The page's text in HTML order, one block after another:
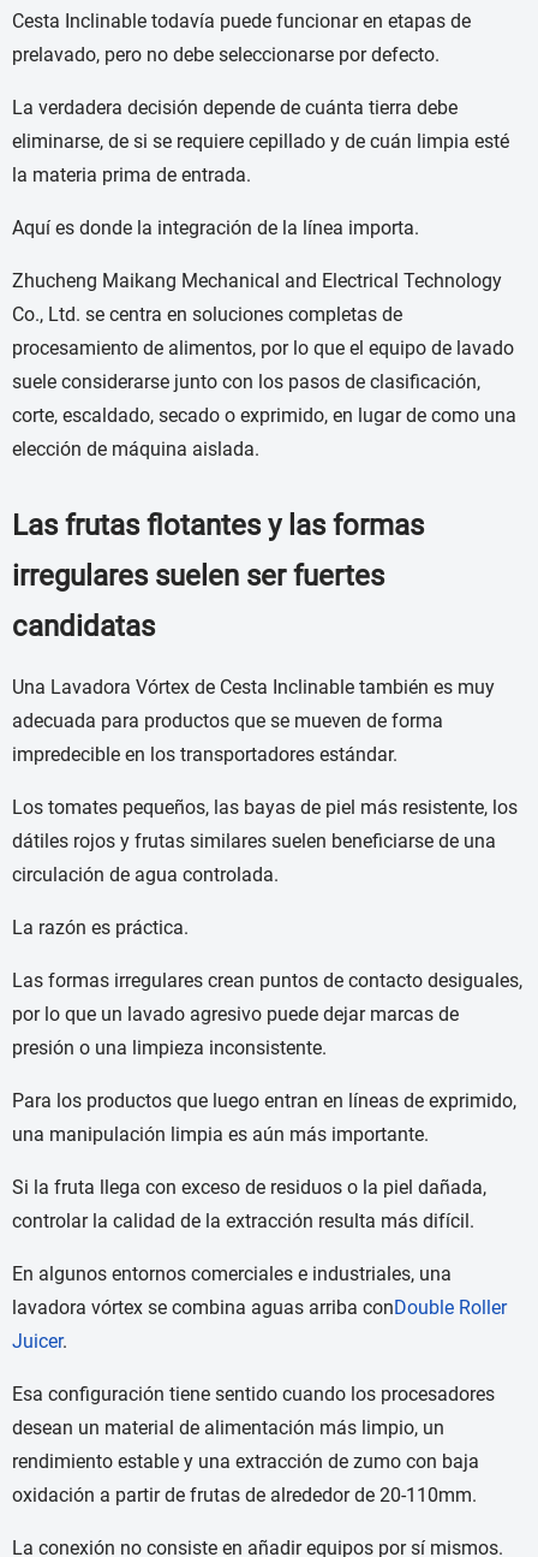
Cesta Inclinable todavía puede funcionar en etapas de
prelavado, pero no debe seleccionarse por defecto.
La verdadera decisión depende de cuánta tierra debe
eliminarse, de si se requiere cepillado y de cuán limpia esté
la materia prima de entrada.
Aquí es donde la integración de la línea importa.
Zhucheng Maikang Mechanical and Electrical Technology
Co., Ltd. se centra en soluciones completas de
procesamiento de alimentos, por lo que el equipo de lavado
suele considerarse junto con los pasos de clasificación,
corte, escaldado, secado o exprimido, en lugar de como una
elección de máquina aislada.
Las frutas flotantes y las formas
irregulares suelen ser fuertes
candidatas
Una Lavadora Vórtex de Cesta Inclinable también es muy
adecuada para productos que se mueven de forma
impredecible en los transportadores estándar.
Los tomates pequeños, las bayas de piel más resistente, los
dátiles rojos y frutas similares suelen beneficiarse de una
circulación de agua controlada.
La razón es práctica.
Las formas irregulares crean puntos de contacto desiguales,
por lo que un lavado agresivo puede dejar marcas de
presión o una limpieza inconsistente.
Para los productos que luego entran en líneas de exprimido,
una manipulación limpia es aún más importante.
Si la fruta llega con exceso de residuos o la piel dañada,
controlar la calidad de la extracción resulta más difícil.
En algunos entornos comerciales e industriales, una
lavadora vórtex se combina aguas arriba conDouble Roller
Juicer.
Esa configuración tiene sentido cuando los procesadores
desean un material de alimentación más limpio, un
rendimiento estable y una extracción de zumo con baja
oxidación a partir de frutas de alrededor de 20-110mm.
La conexión no consiste en añadir equipos por sí mismos.